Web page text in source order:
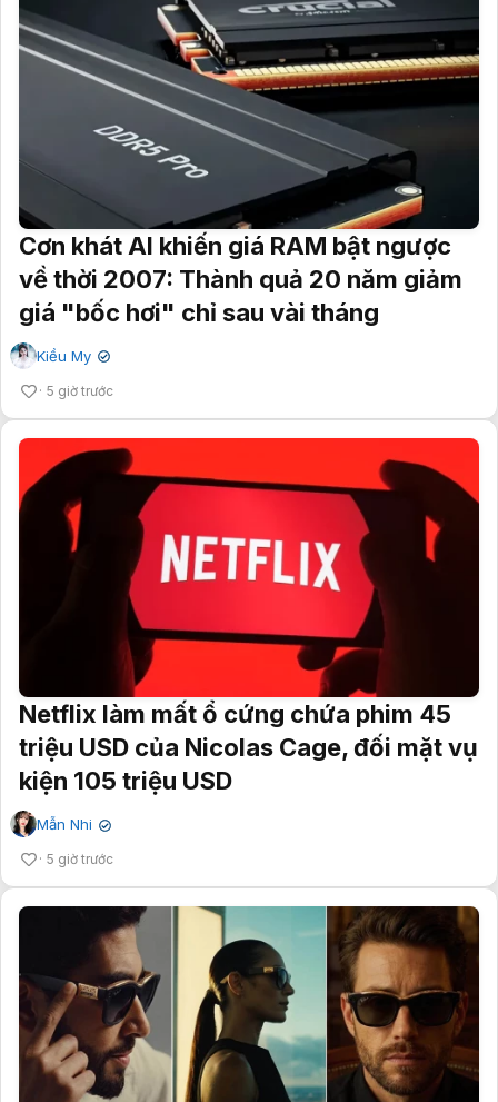
Cơn khát AI khiến giá RAM bật ngược
về thời 2007: Thành quả 20 năm giảm
giá "bốc hơi" chỉ sau vài tháng
Kiều My ✔
5 giờ trước
Netflix làm mất ổ cứng chứa phim 45
triệu USD của Nicolas Cage, đối mặt vụ
kiện 105 triệu USD
Mẫn Nhi ✔
5 giờ trước